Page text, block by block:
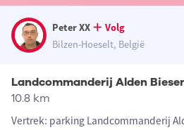
Peter XX
Volg
Bilzen-Hoeselt, België
Landcommanderij Alden
10.8 km
Vertrek: parking Landcommanderij